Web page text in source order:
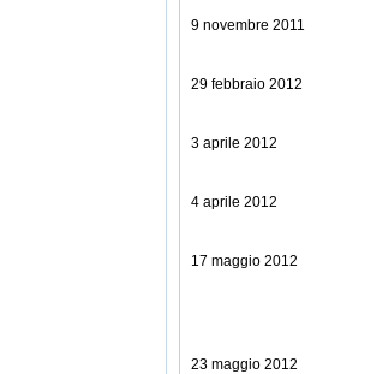
9 novembre 2011
29 febbraio 2012
3 aprile 2012
4 aprile 2012
17 maggio 2012
23 maggio 2012